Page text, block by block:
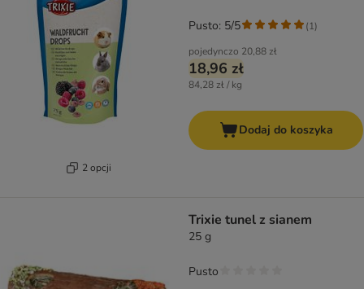
2 opcji
pojedynczo 20,88 zł
18,96 zł
84,28 zł / kg
Pusto: 5/5 (1)
Dodaj do koszyka
Trixie tunel z sianem
25 g
Pusto